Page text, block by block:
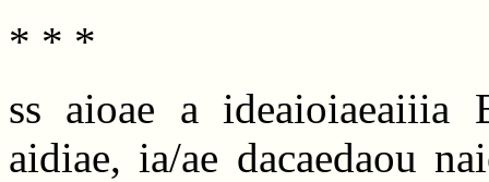
* * *
ss aioae a ideaioiaeaiiia
aidiae, ia/ae dacaedaou